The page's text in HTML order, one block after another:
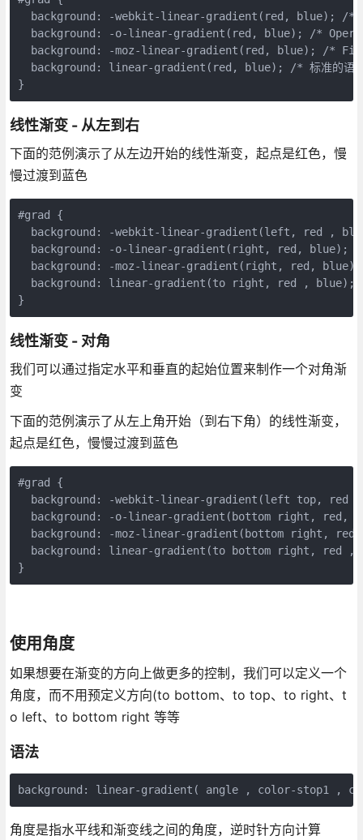
background : -webkit-linear-gradient ( red , blue);
/*
background : -o-linear-gradient ( red , blue);
/*
background : -moz-linear-gradient ( red , blue);
/*
background : linear-gradient ( red , blue);
/* 标准的语
}
线性渐变 - 从左到右
下面的范例演示了从左边开始的线性渐变，起点是红色，慢
慢过渡到蓝色
#grad
{
background : -webkit-linear-gradient (left , red ,
background : -o-linear-gradient ( right , red , blue);
background : -moz-linear-gradient ( right , red , blue);
background : linear-gradient (to right , red , blue);
}
线性渐变 - 对角
我们可以通过指定水平和垂直的起始位置来制作一个对角渐
变
下面的范例演示了从左上角开始（到右下角）的线性渐变，
起点是红色，慢慢过渡到蓝色
#grad
{
background : -webkit-linear-gradient (left top, red
background : -o-linear-gradient ( bottom right , red ,
background : -moz-linear-gradient ( bottom right , red
background : linear-gradient (to bottom right , red ,
}
使用角度
如果想要在渐变的方向上做更多的控制，我们可以定义一个
角度，而不用预定义方向(to bottom、to top、to right、t
o left、to bottom right 等等
语法
background : linear-gradient ( angle , color-stop1 ,
角度是指水平线和渐变线之间的角度，逆时针方向计算